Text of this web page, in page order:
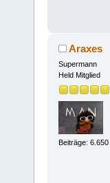
Araxes
Supermann
Held Mitglied
Beiträge: 6.650